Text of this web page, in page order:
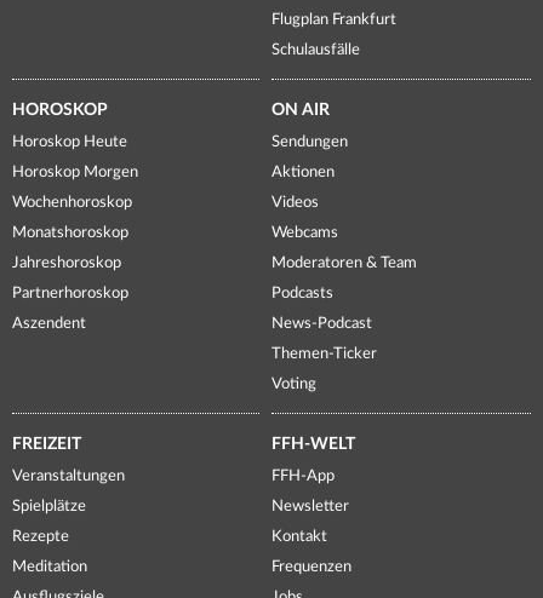
Flugplan Frankfurt
Schulausfälle
HOROSKOP
Horoskop Heute
Horoskop Morgen
Wochenhoroskop
Monatshoroskop
Jahreshoroskop
Partnerhoroskop
Aszendent
ON AIR
Sendungen
Aktionen
Videos
Webcams
Moderatoren & Team
Podcasts
News-Podcast
Themen-Ticker
Voting
FREIZEIT
Veranstaltungen
Spielplätze
Rezepte
Meditation
FFH-WELT
FFH-App
Newsletter
Kontakt
Frequenzen